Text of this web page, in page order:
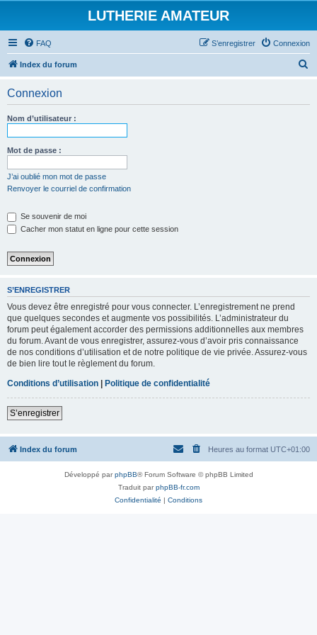
LUTHERIE AMATEUR
FAQ Connexion
S’enregistrer
Index du forum
Connexion
Nom d’utilisateur :
Mot de passe :
J’ai oublié mon mot de passe
Renvoyer le courriel de confirmation
Se souvenir de moi
Cacher mon statut en ligne pour cette session
S’ENREGISTRER
Vous devez être enregistré pour vous connecter. L’enregistrement ne prend
que quelques secondes et augmente vos possibilités. L’administrateur du
forum peut également accorder des permissions additionnelles aux membres
du forum. Avant de vous enregistrer, assurez-vous d’avoir pris connaissance
de nos conditions d’utilisation et de notre politique de vie privée. Assurez-vous
de bien lire tout le règlement du forum.
Conditions d’utilisation | Politique de confidentialité
S’enregistrer
Index du forum Heures au format UTC+01:00
Développé parphpBB® Forum Software © phpBB Limited
Traduit parphpBB-fr.com
Confidentialité | Conditions